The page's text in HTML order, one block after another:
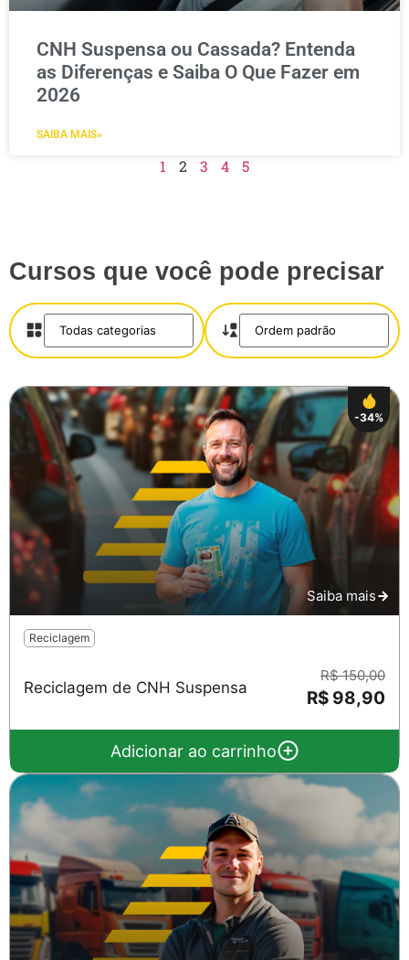
CNH Suspensa ou Cassada? Entenda
as Diferenças e Saiba O Que Fazer em
2026
SAIBA MAIS»
1 2 3 4 5
Cursos que você pode precisar
-34%
Saiba mais
Reciclagem
Reciclagem de CNH Suspensa
R$ 150,00
R$ 98,90
Adicionar ao carrinho